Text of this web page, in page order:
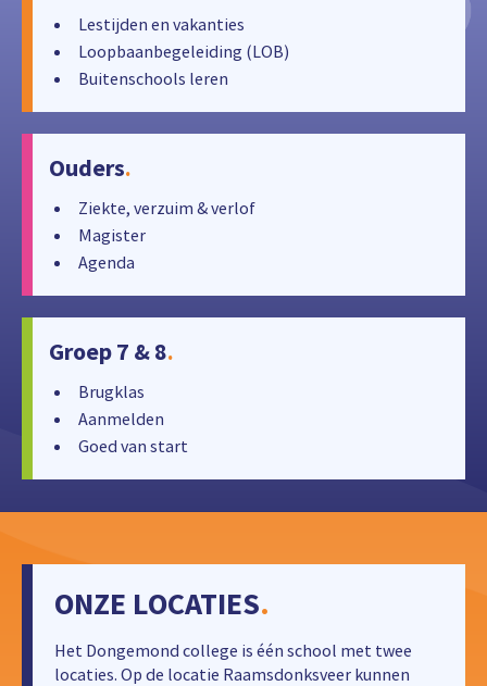
Lestijden en vakanties
Loopbaanbegeleiding (LOB)
Buitenschools leren
Ouders.
Ziekte, verzuim & verlof
Magister
Agenda
Groep 7 & 8.
Brugklas
Aanmelden
Goed van start
ONZE LOCATIES.
Het Dongemond college is één school met twee
locaties. Op de locatie Raamsdonksveer kunnen